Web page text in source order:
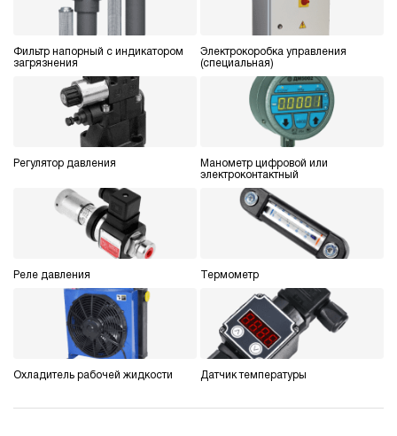
Фильтр напорный с индикатором
загрязнения
Электрокоробка управления
(специальная)
Регулятор давления
Манометр цифровой или
электроконтактный
Реле давления Термометр
Охладитель рабочей жидкости Датчик температуры